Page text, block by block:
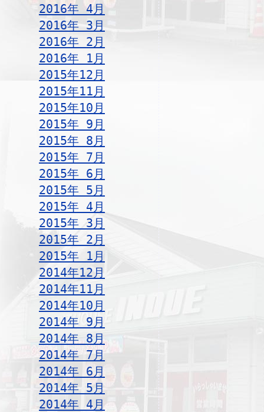
2016年 4月
2016年 3月
2016年 2月
2016年 1月
2015年12月
2015年11月
2015年10月
2015年 9月
2015年 8月
2015年 7月
2015年 6月
2015年 5月
2015年 4月
2015年 3月
2015年 2月
2015年 1月
2014年12月
2014年11月
2014年10月
2014年 9月
2014年 8月
2014年 7月
2014年 6月
2014年 5月
2014年 4月